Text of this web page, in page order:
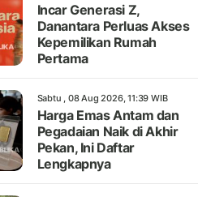
Incar Generasi Z,
Danantara Perluas Akses
Kepemilikan Rumah
Pertama
Sabtu , 08 Aug 2026, 11:39 WIB
Harga Emas Antam dan
Pegadaian Naik di Akhir
Pekan, Ini Daftar
Lengkapnya